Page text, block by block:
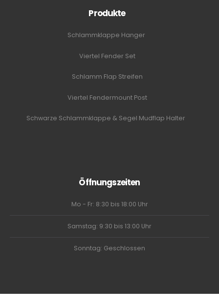
Produkte
Schlammklappe Hanger
Viertel Fender Set
Schlamm Flap Streifen
Viertel Fendermount Post
Schwarze Schlammklappe & Segel Mudflap Halter
Öffnungszeiten
Mo - Fr: 8:30 bis 18:00 Uhr
Samstag: 9:30 bis 13:00 Uhr
Sonntag: Geschlossen